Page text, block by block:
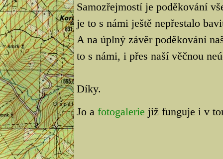
Samozřejmostí je poděkování
je to s námi ještě nepřestalo
A na úplný závěr poděkování
to s námi, i přes naší věčnou
Díky.
Jo a fotogalerie již funguje i v